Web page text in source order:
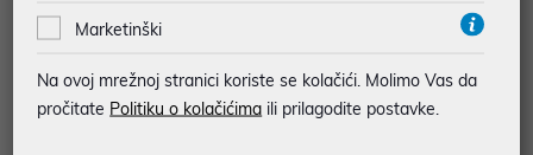
348,99 €
449,00 €
699,00 €
Marketinški
Na ovoj mrežnoj stranici koriste se kolačići. Molimo Vas da
pročitate Politiku o kolačićima ili prilagodite postavke.